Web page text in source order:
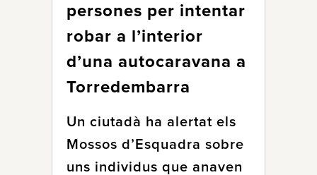
persones per intentar
robar a l’interior
d’una autocaravana a
Torredembarra
Un ciutadà ha alertat els
Mossos d’Esquadra sobre
uns individus que anaven